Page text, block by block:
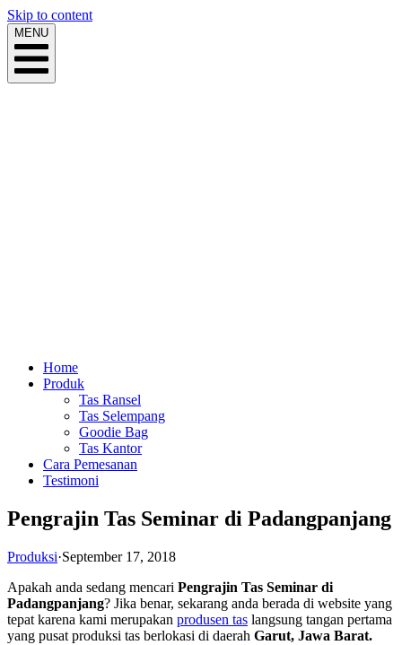
Skip to content
MENU
Home
Produk
Tas Ransel
Tas Selempang
Goodie Bag
Tas Kantor
Cara Pemesanan
Testimoni
Pengrajin Tas Seminar di Padangpanjang
Produksi·September 17, 2018
Apakah anda sedang mencari Pengrajin Tas Seminar di
Padangpanjang? Jika benar, sekarang anda berada di website yang
tepat karena kami merupakan produsen tas langsung tangan pertama
yang pusat produksi tas berlokasi di daerah Garut, Jawa Barat.